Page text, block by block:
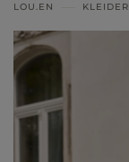
LOU.EN KLEIDER